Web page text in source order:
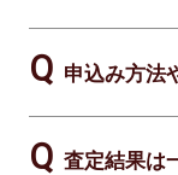
申込み方法
査定結果は